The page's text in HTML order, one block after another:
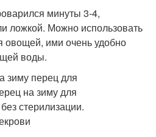
минуты 3-4,
ложкой. Можно использовать
ими очень удобно
воды.